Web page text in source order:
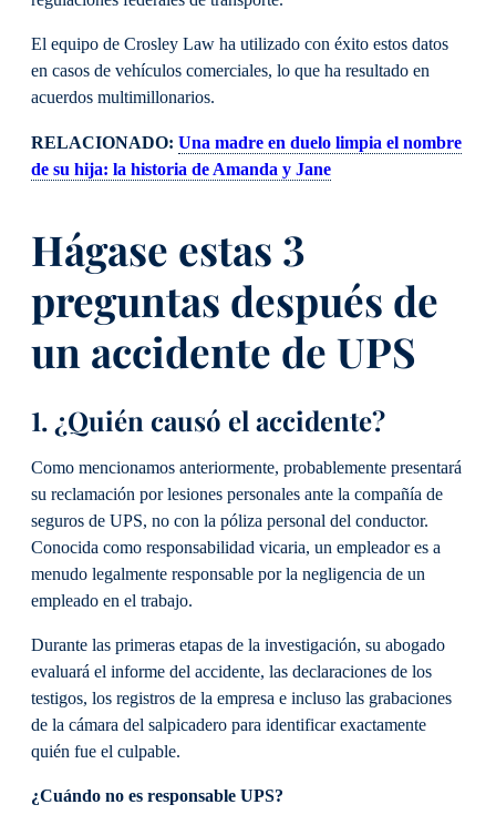
El equipo de Crosley Law ha utilizado con éxito estos datos
en casos de vehículos comerciales, lo que ha resultado en
acuerdos multimillonarios.
RELACIONADO: Una madre en duelo limpia el nombre
de su hija: la historia de Amanda y Jane
Hágase estas 3
preguntas después de
un accidente de UPS
1. ¿Quién causó el accidente?
Como mencionamos anteriormente, probablemente presentará
su reclamación por lesiones personales ante la compañía de
seguros de UPS, no con la póliza personal del conductor.
Conocida como responsabilidad vicaria, un empleador es a
menudo legalmente responsable por la negligencia de un
empleado en el trabajo.
Durante las primeras etapas de la investigación, su abogado
evaluará el informe del accidente, las declaraciones de los
testigos, los registros de la empresa e incluso las grabaciones
de la cámara del salpicadero para identificar exactamente
quién fue el culpable.
¿Cuándo no es responsable UPS?